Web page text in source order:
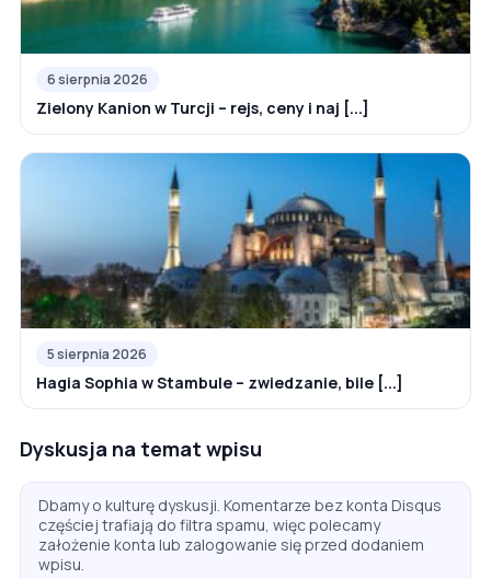
6 sierpnia 2026
Zielony Kanion w Turcji – rejs, ceny i naj [...]
5 sierpnia 2026
Hagia Sophia w Stambule – zwiedzanie, bile [...]
Dyskusja na temat wpisu
Dbamy o kulturę dyskusji. Komentarze bez konta Disqus
częściej trafiają do filtra spamu, więc polecamy
założenie konta lub zalogowanie się przed dodaniem
wpisu.